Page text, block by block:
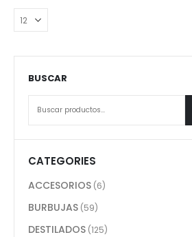
BUSCAR
CATEGORIES
ACCESORIOS (6)
BURBUJAS (59)
DESTILADOS (125)